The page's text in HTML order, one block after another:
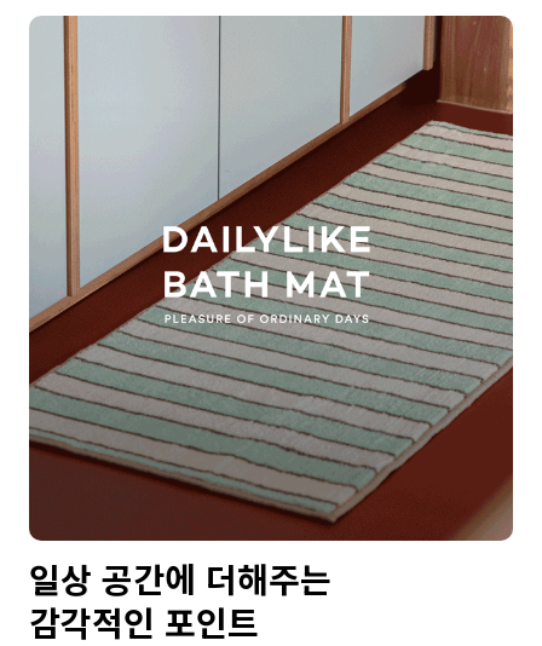
일상 공간에 더해주는
감각적인 포인트